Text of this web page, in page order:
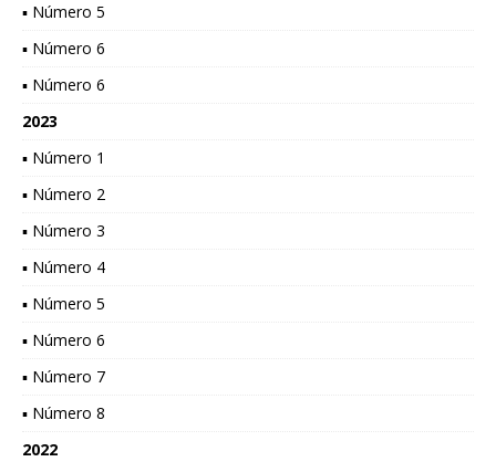
▪ Número 5
▪ Número 6
▪ Número 6
2023
▪ Número 1
▪ Número 2
▪ Número 3
▪ Número 4
▪ Número 5
▪ Número 6
▪ Número 7
▪ Número 8
2022